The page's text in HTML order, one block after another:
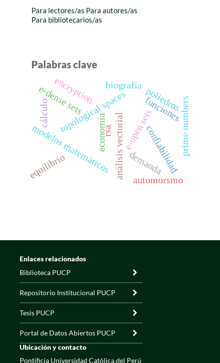
Para lectores/as Para autores/as
Para bibliotecarios/as
Palabras clave
topological spacese-open sets
e-dense sets
modelos matemáticos
funciones
análisis vectorial
economía
equilibrio demanda
poliedrosprime numbers
rsa
encryption
confiabilidad
automorsmo
cálculo
biografía
Enlaces relacionados
Biblioteca PUCP
Repositorio Institucional PUCP
Tesis PUCP
Portal de Datos Abiertos PUCP
Ubicación y contacto
Pontificia Universidad Católica del Perú